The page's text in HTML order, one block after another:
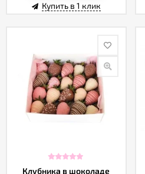
Купить в 1 клик
Клубника в шоколаде